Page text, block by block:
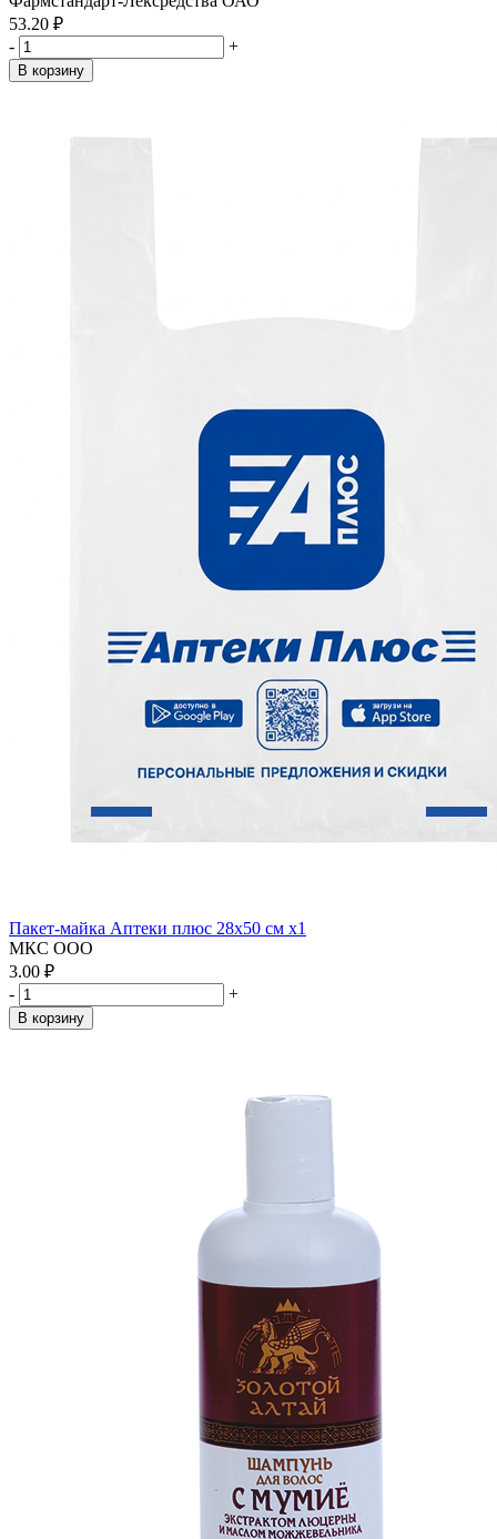
53.20 ₽
-
+
В корзину
Пакет-майка Аптеки плюс 28х50 см x1
МКС ООО
3.00 ₽
-
+
В корзину